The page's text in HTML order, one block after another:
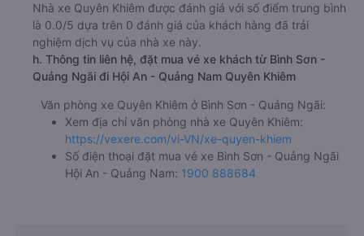
Nhà xe Quyên Khiêm được đánh giá với số điểm trung bình
là 0.0/5 dựa trên 0 đánh giá của khách hàng đã trải
nghiệm dịch vụ của nhà xe này.
h. Thông tin liên hệ, đặt mua vé xe khách từ Bình Sơn -
Quảng Ngãi đi Hội An - Quảng Nam Quyên Khiêm
Văn phòng xe Quyên Khiêm ở Bình Sơn - Quảng Ngãi:
Xem địa chỉ văn phòng nhà xe Quyên Khiêm:
https://vexere.com/vi-VN/xe-quyen-khiem
Số điện thoại đặt mua vé xe Bình Sơn - Quảng Ngãi
Hội An - Quảng Nam: 1900 888684